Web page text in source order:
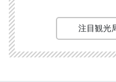
注目観光